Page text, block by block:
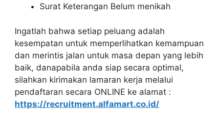
Surat Keterangan Belum menikah
Ingatlah bahwa setiap peluang adalah
kesempatan untuk memperlihatkan kemampuan
dan merintis jalan untuk masa depan yang lebih
baik, danapabila anda siap secara optimal,
silahkan kirimakan lamaran kerja melalui
pendaftaran secara ONLINE ke alamat :
https://recruitment.alfamart.co.id/